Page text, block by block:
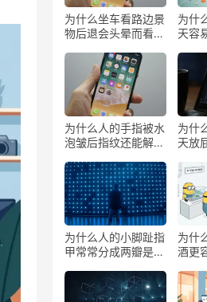
为什么坐车看路边景
物后退会头晕而看前
为什
天容
为什么人的手指被水
泡皱后指纹还能解锁
为什
天放
为什么人的小脚趾指
甲常常分成两瓣是返
为什
酒更